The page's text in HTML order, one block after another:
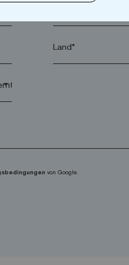
arrow_drop_down
von Google.